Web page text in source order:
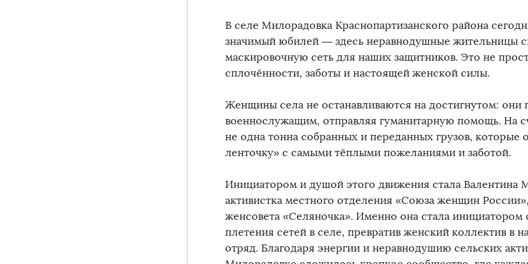
В селе Милорадовка Краснопартизанского района
значимый юбилей — здесь неравнодушные жительницы
маскировочную сеть для наших защитников. Это не
сплочённости, заботы и настоящей женской силы.
Женщины села не останавливаются на достигнутом: они
военнослужащим, отправляя гуманитарную помощь. На
не одна тонна собранных и переданных грузов, которые
ленточку» с самыми тёплыми пожеланиями и заботой.
Инициатором и душой этого движения стала Валентина
активистка местного отделения «Союза женщин
женсовета «Селяночка». Именно она стала инициатором
плетения сетей в селе, превратив женский коллектив в
отряд. Благодаря энергии и неравнодушию сельских